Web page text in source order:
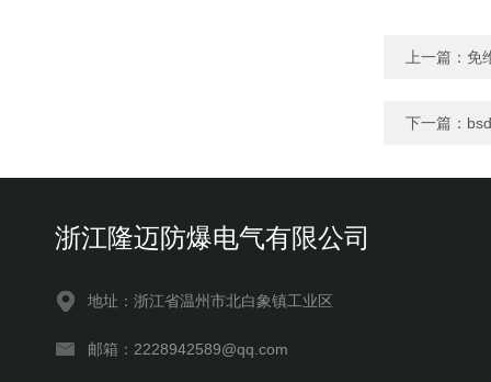
上一篇： 免
下一篇：
浙江隆迈防爆电气有限公司
地址：浙江省温州市北白象镇工业区
邮箱：2228942589@qq.com